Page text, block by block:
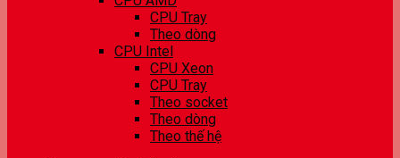
CPU Tray
Theo dòng
CPU Intel
CPU Xeon
CPU Tray
Theo socket
Theo dòng
Theo thế hệ